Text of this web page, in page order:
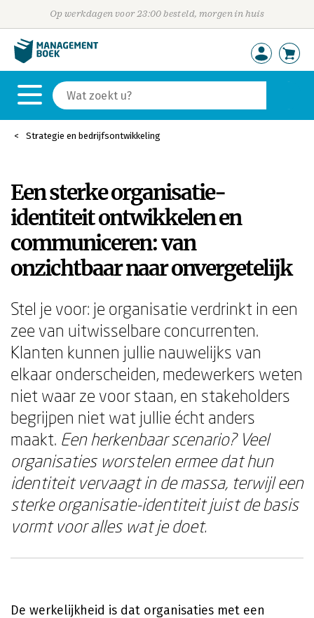
Op werkdagen voor 23:00 besteld, morgen in huis
Strategie en bedrijfsontwikkeling
Een sterke organisatie-
identiteit ontwikkelen en
communiceren: van
onzichtbaar naar onvergetelijk
Stel je voor: je organisatie verdrinkt in een
zee van uitwisselbare concurrenten.
Klanten kunnen jullie nauwelijks van
elkaar onderscheiden, medewerkers weten
niet waar ze voor staan, en stakeholders
begrijpen niet wat jullie écht anders
maakt. Een herkenbaar scenario? Veel
organisaties worstelen ermee dat hun
identiteit vervaagt in de massa, terwijl een
sterke organisatie-identiteit juist de basis
vormt voor alles wat je doet.
De werkelijkheid is dat organisaties met een